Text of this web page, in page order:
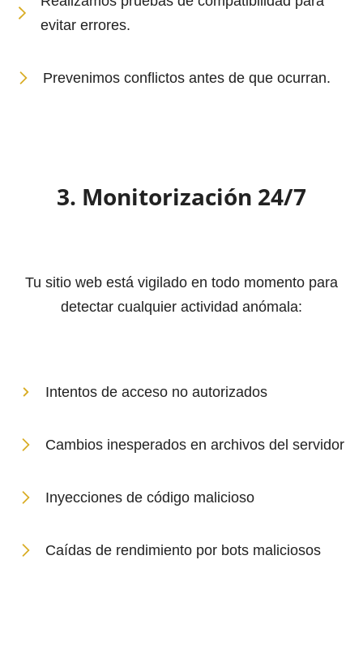
evitar errores.
Prevenimos conflictos antes de que ocurran.
3. Monitorización 24/7
Tu sitio web está vigilado en todo momento para
detectar cualquier actividad anómala:
Intentos de acceso no autorizados
Cambios inesperados en archivos del servidor
Inyecciones de código malicioso
Caídas de rendimiento por bots maliciosos